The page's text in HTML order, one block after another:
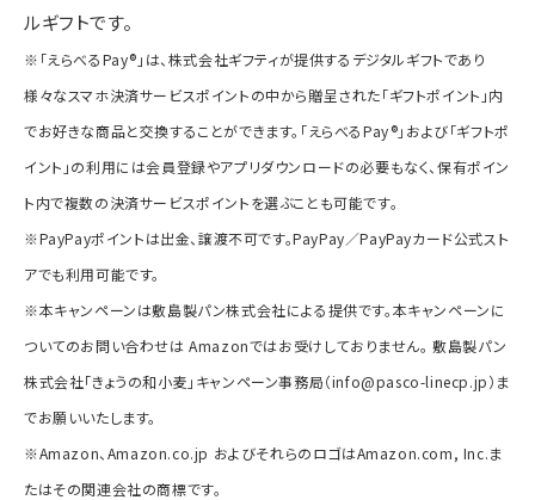
ルギフトです。
※「えらべるPay®」は、株式会社ギフティが提供するデジタルギフトであり
様々なスマホ決済サービスポイントの中から贈呈された「ギフトポイント」内
でお好きな商品と交換することができます。「えらべるPay®」および「ギフトポ
イント」の利用には会員登録やアプリダウンロードの必要もなく、保有ポイン
ト内で複数の決済サービスポイントを選ぶことも可能です。
※PayPayポイントは出金、譲渡不可です。PayPay／PayPayカード公式スト
アでも利用可能です。
※本キャンペーンは敷島製パン株式会社による提供です。本キャンペーンに
ついてのお問い合わせは Amazonではお受けしておりません。 敷島製パン
株式会社「きょうの和小麦」キャンペーン事務局（info@pasco-linecp.jp）ま
でお願いいたします。
※Amazon、Amazon.co.jp およびそれらのロゴはAmazon.com, Inc.ま
たはその関連会社の商標です。